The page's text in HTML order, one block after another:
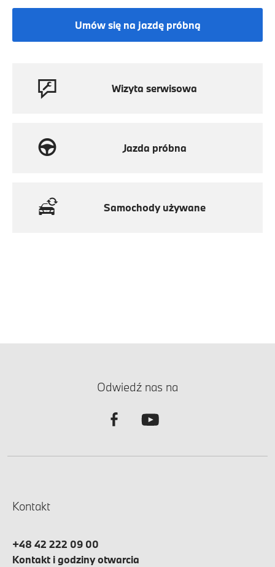
Umów się na jazdę próbną
Wizyta serwisowa
Jazda próbna
Samochody używane
Odwiedź nas na
Kontakt
+48 42 222 09 00
Kontakt i godziny otwarcia